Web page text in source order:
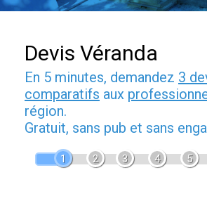
Devis Véranda
En 5 minutes, demandez 3
comparatifs aux
région.
Gratuit, sans pub et sans
1 2 3 4 5